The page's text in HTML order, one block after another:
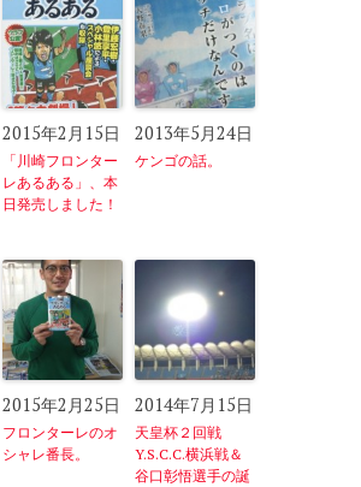
2015年2月15日
「川崎フロンター
レあるある」、本
日発売しました！
2013年5月24日
ケンゴの話。
2015年2月25日
フロンターレのオ
シャレ番長。
2014年7月15日
天皇杯２回戦
Y.S.C.C.横浜戦＆
谷口彰悟選手の誕